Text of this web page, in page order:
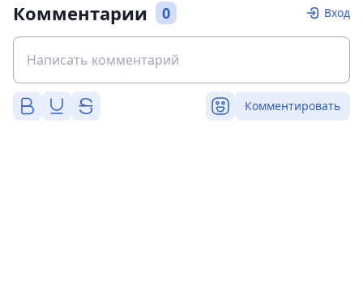
Комментарии 0 Вход
Комментировать